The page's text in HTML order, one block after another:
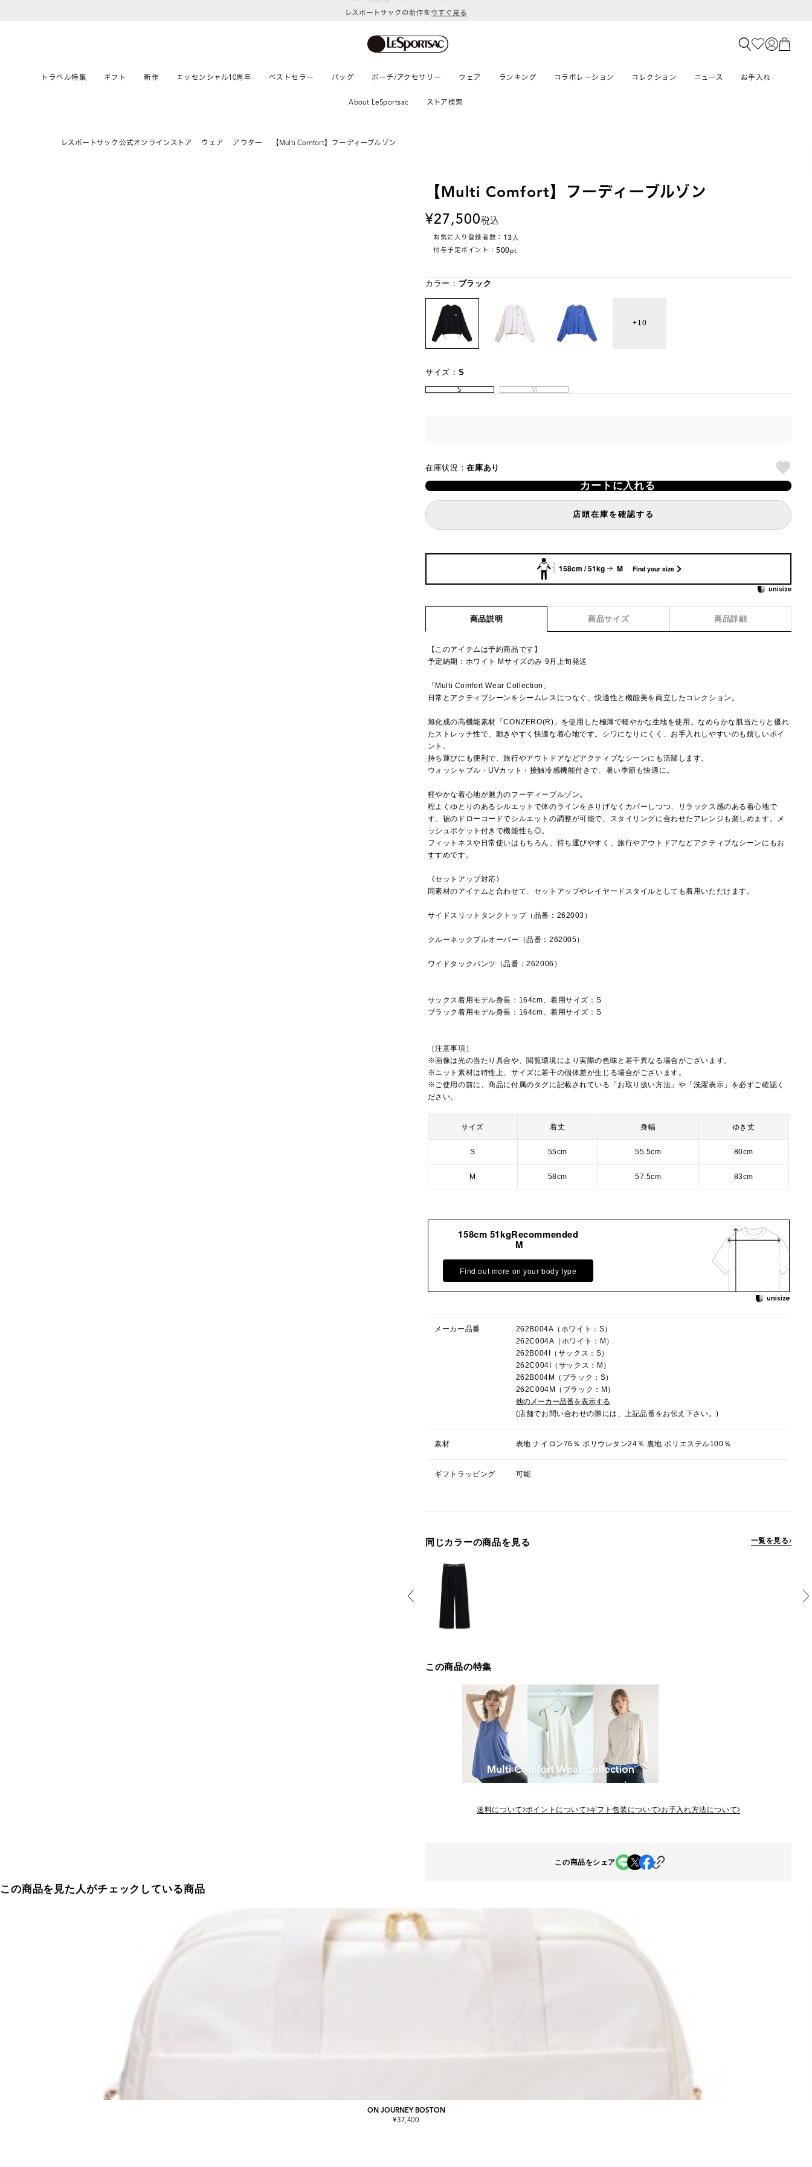
レスポートサックの新作を今すぐ見る
トラベル特集 ギフト 新作 エッセンシャル10周年 ベストセラー バッグ ポーチ/アクセサリー ウェア ランキング コラボレーション コレクション ニュース お手入れ
About LeSportsac ストア検索
レスポートサック公式オンラインストア ウェア アウター 【Multi Comfort】フーディーブルゾン
【Multi Comfort】フーディーブルゾン
27,500税込
お気に入り登録者数： 13人
付与予定ポイント：500pt
カラー： ブラック
10
サイズ： S
S M
在庫状況：在庫あり
カートに入れる
店頭在庫を確認する
158cm / 51kg M Find your size
商品説明 商品サイズ 商品詳細
【このアイテムは予約商品です】
予定納期：ホワイト Mサイズのみ 9月上旬発送
「Multi Comfort Wear Collection」
日常とアクティブシーンをシームレスにつなぐ、快適性と機能美を両立したコレクション。
旭化成の高機能素材「CONZERO(R)」を使用した極薄で軽やかな生地を使用。なめらかな肌当たりと優れ
たストレッチ性で、動きやすく快適な着心地です。シワになりにくく、お手入れしやすいのも嬉しいポイ
ント。
持ち運びにも便利で、旅行やアウトドアなどアクティブなシーンにも活躍します。
ウォッシャブル・UVカット・接触冷感機能付きで、暑い季節も快適に。
軽やかな着心地が魅力のフーディーブルゾン。
程よくゆとりのあるシルエットで体のラインをさりげなくカバーしつつ、リラックス感のある着心地で
す。裾のドローコードでシルエットの調整が可能で、スタイリングに合わせたアレンジも楽しめます。メ
ッシュポケット付きで機能性も◎。
フィットネスや日常使いはもちろん、持ち運びやすく、旅行やアウトドアなどアクティブなシーンにもお
すすめです。
《セットアップ対応》
同素材のアイテムと合わせて、セットアップやレイヤードスタイルとしても着用いただけます。
サイドスリットタンクトップ（品番：262003）
クルーネックプルオーバー（品番：262005）
ワイドタックパンツ（品番：262006）
サックス着用モデル身長：164cm、着用サイズ：S
ブラック着用モデル身長：164cm、着用サイズ：S
［注意事項］
※画像は光の当たり具合や、閲覧環境により実際の色味と若干異なる場合がございます。
※ニット素材は特性上、サイズに若干の個体差が生じる場合がございます。
※ご使用の前に、商品に付属のタグに記載されている「お取り扱い方法」や「洗濯表示」を必ずご確認く
ださい。
サイズ 着丈 身幅 ゆき丈
S 55cm 55.5cm 80cm
M 58cm 57.5cm 83cm
158cm 51kgRecommended
M
Find out more on your body type
メーカー品番
262B004A（ホワイト：S）
262C004A（ホワイト：M）
262B004I（サックス：S）
262C004I（サックス：M）
262B004M（ブラック：S）
262C004M（ブラック：M）
他のメーカー品番を表示する
(店舗でお問い合わせの際には、上記品番をお伝え下さい。)
素材 表地 ナイロン76％ ポリウレタン24％ 裏地 ポリエステル100％
ギフトラッピング 可能
同じカラーの商品を見る 一覧を見る
この商品の特集
送料について ポイントについて ギフト包装について お手入れ方法について
この商品をシェア
この商品を見た人がチェックしている商品
ON JOURNEY BOSTON
¥37,400